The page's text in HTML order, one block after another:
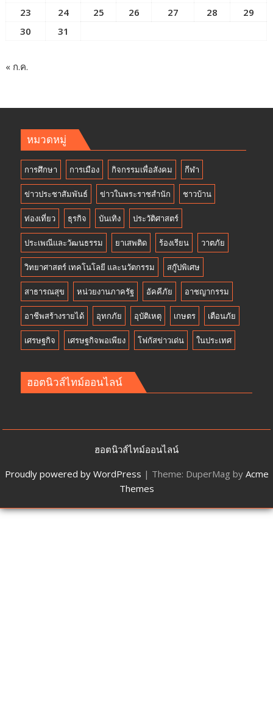
23
24 25 26 27 28
29
30
31
« ก.ค.
หมวดหมู่
การศึกษา การเมือง กิจกรรมเพื่อสังคม กีฬา
ข่าวประชาสัมพันธ์ ข่าวในพระราชสำนัก ชาวบ้าน
ท่องเที่ยว ธุรกิจ บันเทิง ประวัติศาสตร์
ประเพณีและวัฒนธรรม ยาเสพติด ร้องเรียน วาตภัย
วิทยาศาสตร์ เทคโนโลยี และนวัตกรรม สกู๊ปพิเศษ
สาธารณสุข หน่วยงานภาครัฐ อัคคีภัย อาชญากรรม
อาชีพสร้างรายได้ อุทกภัย อุบัติเหตุ เกษตร เตือนภัย
เศรษฐกิจ เศรษฐกิจพอเพียง โฟกัสข่าวเด่น ในประเทศ
ฮอตนิวส์ไทม์ออนไลน์
ฮอตนิวส์ไทม์ออนไลน์
Proudly powered by WordPress | Theme: DuperMag by Acme
Themes